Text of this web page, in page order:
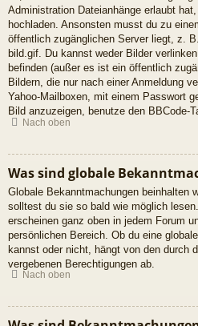
Administration Dateianhänge erlaubt
hochladen. Ansonsten musst du zu
öffentlich zugänglichen Server liegt, z.
bild.gif. Du kannst weder Bilder
befinden (außer es ist ein öffentlich
Bildern, die nur nach einer Anmeldung
Yahoo-Mailboxen, mit einem Passwort
Bild anzuzeigen, benutze den BBCode-
Nach oben
Was sind globale
Globale Bekanntmachungen beinhalten
solltest du sie so bald wie möglich
erscheinen ganz oben in jedem Forum
persönlichen Bereich. Ob du eine
kannst oder nicht, hängt von den durch
vergebenen Berechtigungen ab.
Nach oben